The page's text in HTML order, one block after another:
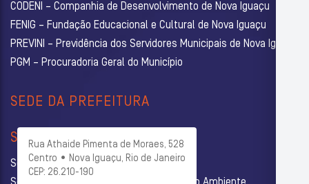
CODENI – Companhia de Desenvolvimento de Nova Iguaçu
FENIG – Fundação Educacional e Cultural de Nova Iguaçu
PREVINI – Previdência dos Servidores Municipais de Nova Iguaçu
PGM – Procuradoria Geral do Município
SEDE DA PREFEITURA
Rua Athaide Pimenta de Moraes, 528
Centro • Nova Iguaçu, Rio de Janeiro
CEP: 26.210-190
SECRETARIAS
Secretaria Municipal de Administração